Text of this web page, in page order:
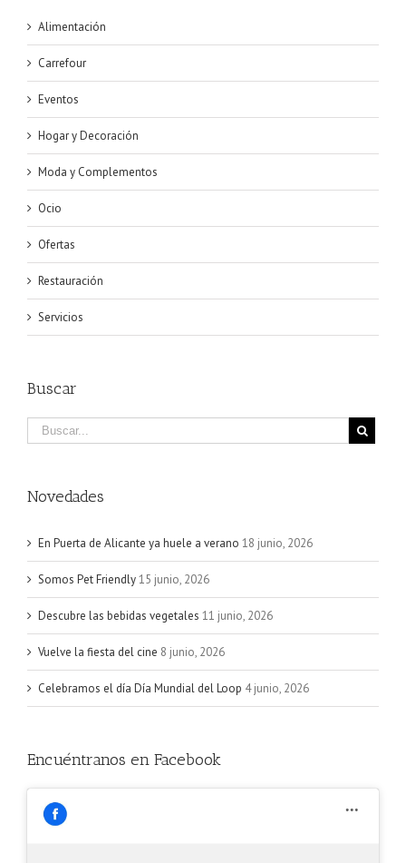
Alimentación
Carrefour
Eventos
Hogar y Decoración
Moda y Complementos
Ocio
Ofertas
Restauración
Servicios
Buscar
Novedades
En Puerta de Alicante ya huele a verano 18 junio, 2026
Somos Pet Friendly15 junio, 2026
Descubre las bebidas vegetales 11 junio, 2026
Vuelve la fiesta del cine 8 junio, 2026
Celebramos el día Día Mundial del Loop 4 junio, 2026
Encuéntranos en Facebook